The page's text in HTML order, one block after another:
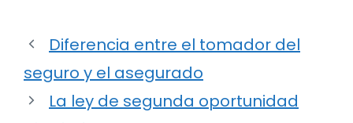
Diferencia entre el tomador del
seguro y el asegurado
La ley de segunda oportunidad